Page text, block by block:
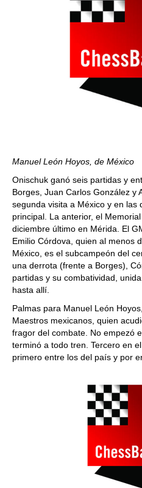
Manuel León Hoyos, de México
Onischuk ganó seis partidas y
Borges, Juan Carlos González y
segunda visita a México y en las
principal. La anterior, el
diciembre último en Mérida. El
Emilio Córdova, quien al menos
México, es el subcampeón del
una derrota (frente a Borges),
partidas y su combatividad,
hasta allí.
Palmas para Manuel León
Maestros mexicanos, quien
fragor del combate. No empezó
terminó a todo tren. Tercero en
primero entre los del país y por